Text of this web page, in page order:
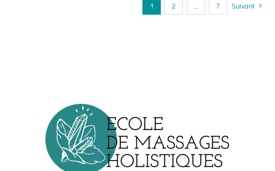
sur
page
du
1 2 … 7 Suivant